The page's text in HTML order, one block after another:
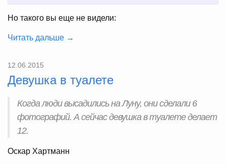
Но такого вы еще не видели:
Читать дальше →
12.06.2015
Девушка в туалете
Когда люди высадились на Луну, они сделали 6
фотографий. А сейчас девушка в туалете делает
12.
Оскар Хартманн